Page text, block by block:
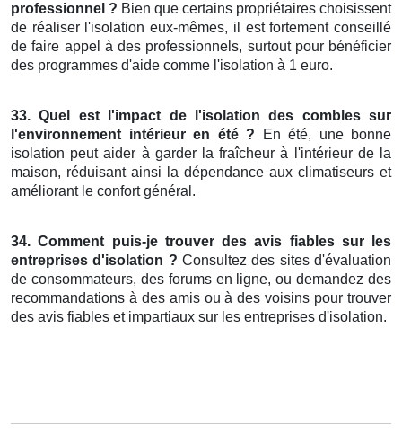
professionnel ? Bien que certains propriétaires choisissent
de réaliser l'isolation eux-mêmes, il est fortement conseillé
de faire appel à des professionnels, surtout pour bénéficier
des programmes d'aide comme l'isolation à 1 euro.
33. Quel est l'impact de l'isolation des combles sur
l'environnement intérieur en été ? En été, une bonne
isolation peut aider à garder la fraîcheur à l'intérieur de la
maison, réduisant ainsi la dépendance aux climatiseurs et
améliorant le confort général.
34. Comment puis-je trouver des avis fiables sur les
entreprises d'isolation ? Consultez des sites d'évaluation
de consommateurs, des forums en ligne, ou demandez des
recommandations à des amis ou à des voisins pour trouver
des avis fiables et impartiaux sur les entreprises d'isolation.